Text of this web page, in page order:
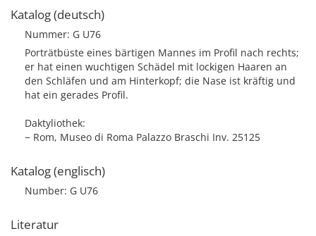
Katalog (deutsch)
Nummer: G U76
Porträtbüste eines bärtigen Mannes im Profil nach rechts;
er hat einen wuchtigen Schädel mit lockigen Haaren an
den Schläfen und am Hinterkopf; die Nase ist kräftig und
hat ein gerades Profil.
Daktyliothek:
− Rom, Museo di Roma Palazzo Braschi Inv. 25125
Katalog (englisch)
Number: G U76
Literatur